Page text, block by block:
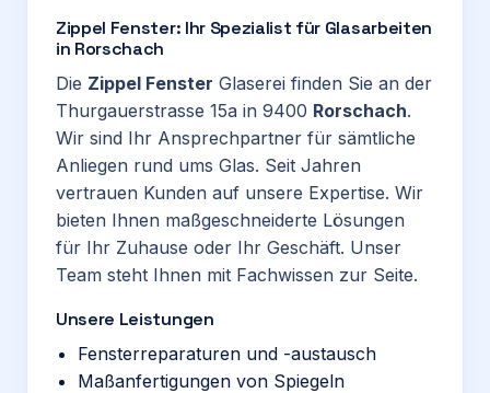
Zippel Fenster: Ihr Spezialist für Glasarbeiten
in Rorschach
Die Zippel Fenster Glaserei finden Sie an der
Thurgauerstrasse 15a in 9400 Rorschach.
Wir sind Ihr Ansprechpartner für sämtliche
Anliegen rund ums Glas. Seit Jahren
vertrauen Kunden auf unsere Expertise. Wir
bieten Ihnen maßgeschneiderte Lösungen
für Ihr Zuhause oder Ihr Geschäft. Unser
Team steht Ihnen mit Fachwissen zur Seite.
Unsere Leistungen
Fensterreparaturen und -austausch
Maßanfertigungen von Spiegeln